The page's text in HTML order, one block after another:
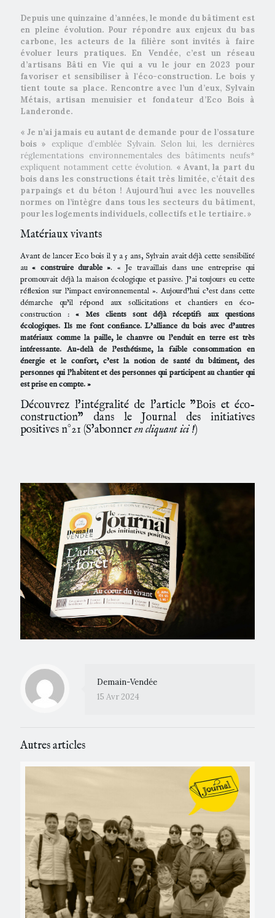
Depuis une quinzaine d’années, le monde du bâtiment est
en pleine évolution. Pour répondre aux enjeux du bas
carbone, les acteurs de la filière sont invités à faire
évoluer leurs pratiques. En Vendée, c’est un réseau
d’artisans Bâti en Vie qui a vu le jour en 2023 pour
favoriser et sensibiliser à l'éco-construction. Le bois y
tient toute sa place. Rencontre avec l’un d’eux, Sylvain
Métais, artisan menuisier et fondateur d’Eco Bois à
Landeronde.
« Je n’ai jamais eu autant de demande pour de l’ossature
bois » explique d’emblée Sylvain. Selon lui, les dernières
réglementations environnementales des bâtiments neufs*
expliquent notamment cette évolution. « Avant, la part du
bois dans les constructions était très limitée, c’était des
parpaings et du béton ! Aujourd’hui avec les nouvelles
normes on l’intègre dans tous les secteurs du bâtiment,
pour les logements individuels, collectifs et le tertiaire. »
Matériaux vivants
Avant de lancer Eco bois il y a 5 ans, Sylvain avait déjà cette sensibilité
au « construire durable ». « Je travaillais dans une entreprise qui
promouvait déjà la maison écologique et passive. J’ai toujours eu cette
réflexion sur l’impact environnemental ». Aujourd’hui c’est dans cette
démarche qu’il répond aux sollicitations et chantiers en éco-
construction : « Mes clients sont déjà réceptifs aux questions
écologiques. Ils me font confiance. L’alliance du bois avec d’autres
matériaux comme la paille, le chanvre ou l’enduit en terre est très
intéressante. Au-delà de l’esthétisme, la faible consommation en
énergie et le confort, c’est la notion de santé du bâtiment, des
personnes qui l’habitent et des personnes qui participent au chantier qui
est prise en compte. »
Découvrez l'intégralité de l'article "Bois et éco-
construction" dans le Journal des initiatives
positives n°21 (S'abonneren cliquant ici !)
Demain-Vendée
15 Avr 2024
Autres articles